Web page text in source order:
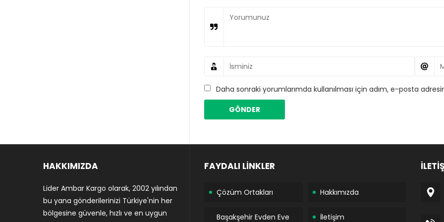
Daha sonraki yorumlarımda kullanılması için adım, e-posta
HAKKIMIZDA
Lider Ambar Kargo olarak, 2002 yılından
bu yana gönderilerinizi Türkiye'nin her
bölgesine güvenle, hızlı ve en uygun
FAYDALI LİNKLER
Çözüm Ortakları Hakkımızda
Başakşehir Evden Eve İletişim